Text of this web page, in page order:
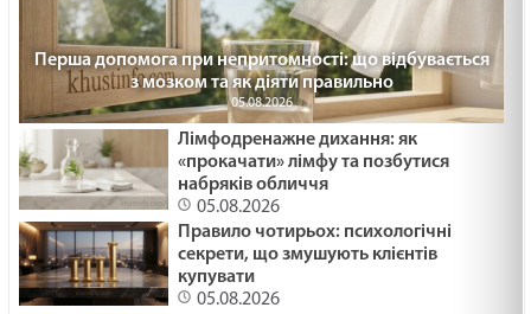
Перша допомога при непритомності: що відбувається
з мозком та як діяти правильно
05.08.2026
Лімфодренажне дихання: як
«прокачати» лімфу та позбутися
набряків обличчя
05.08.2026
Правило чотирьох: психологічні
секрети, що змушують клієнтів
купувати
05.08.2026